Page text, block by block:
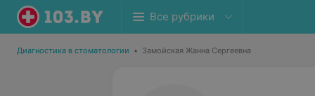
Все рубрики
Диагностика в стоматологии • Замойская Жанна Сергеевна